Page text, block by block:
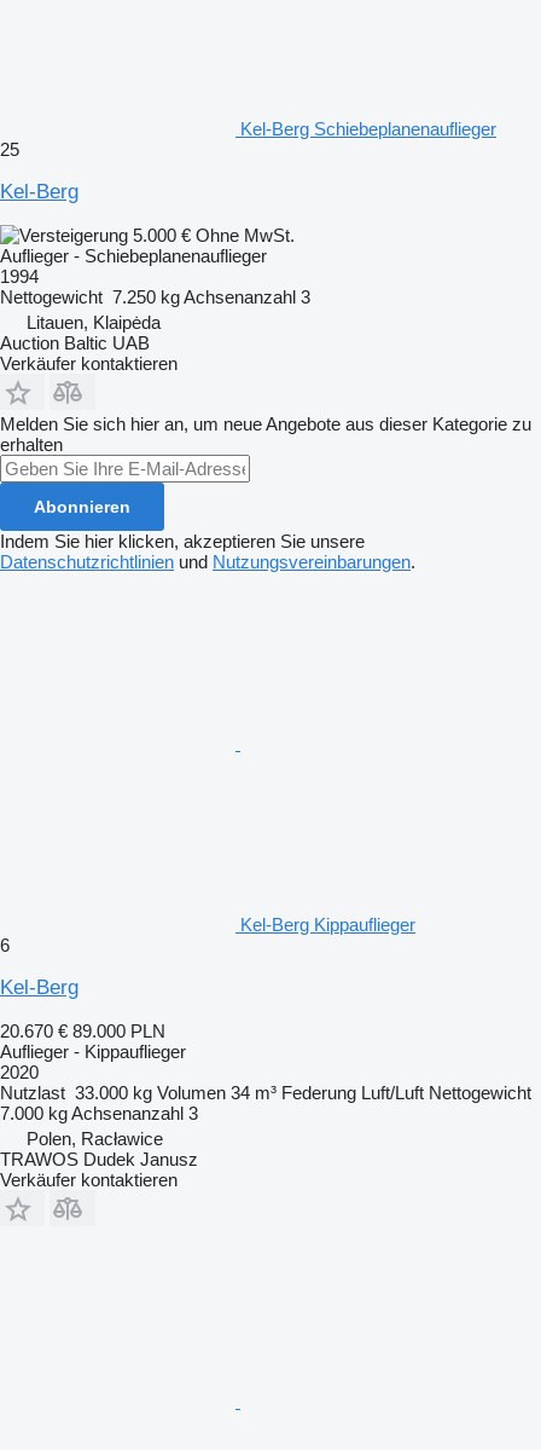
Kel-Berg Schiebeplanenauflieger
25
Kel-Berg
5.000 € Ohne MwSt.
Auflieger - Schiebeplanenauflieger
1994
Nettogewicht 7.250 kgAchsenanzahl 3
Litauen, Klaipėda
Auction Baltic UAB
Verkäufer kontaktieren
Melden Sie sich hier an, um neue Angebote aus dieser Kategorie zu
erhalten
Abonnieren
Indem Sie hier klicken, akzeptieren Sie unsere
Datenschutzrichtlinien und Nutzungsvereinbarungen.
Kel-Berg Kippauflieger
6
Kel-Berg
20.670 € 89.000 PLN
Auflieger - Kippauflieger
2020
Nutzlast 33.000 kg Volumen 34 m³ Federung Luft/Luft Nettogewicht
7.000 kgAchsenanzahl 3
Polen, Racławice
TRAWOS Dudek Janusz
Verkäufer kontaktieren